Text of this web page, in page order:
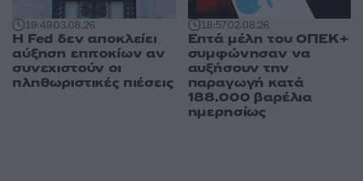
19:4903.08.26
Η Fed δεν αποκλείει
αύξηση επιτοκίων αν
συνεχιστούν οι
πληθωριστικές πιέσεις
18:5702.08.26
Επτά μέλη του ΟΠΕΚ+
συμφώνησαν να
αυξήσουν την
παραγωγή κατά
188.000 βαρέλια
ημερησίως